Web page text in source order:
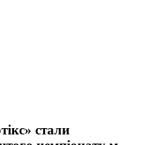
стали